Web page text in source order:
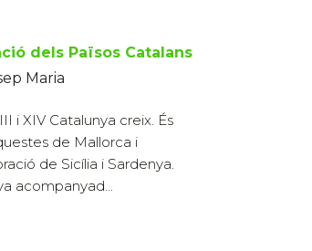
dels Països Catalans
Maria
i XIV Catalunya creix. És
de Mallorca i
de Sicília i Sardenya.
acompanyad...